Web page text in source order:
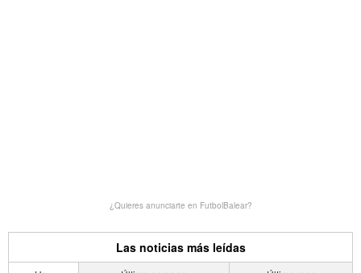
¿Quieres anunciarte en FutbolBalear?
Las noticias más leídas